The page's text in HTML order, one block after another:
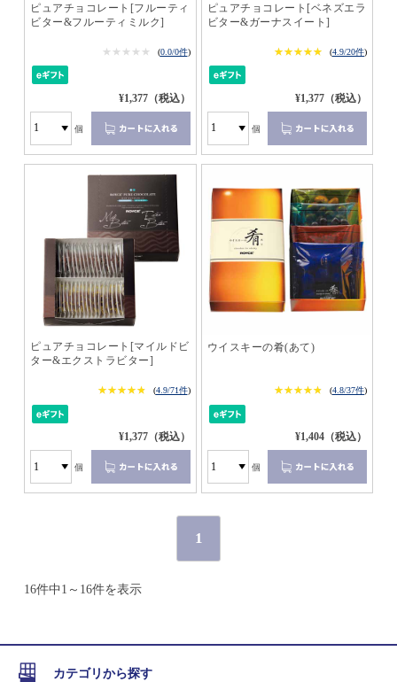
ピュアチョコレート[フルーティ
ビター&フルーティミルク]
★★★★★
★★★★★ (0.0/0件)
¥1,377（税込）
個
ピュアチョコレート[ベネズエラ
ビター&ガーナスイート]
★★★★★
★★★★★ (4.9/20件)
¥1,377（税込）
個
ピュアチョコレート[マイルドビ
ター&エクストラビター]
★★★★★
★★★★★ (4.9/71件)
¥1,377（税込）
個
ウイスキーの肴(あて)
★★★★★
★★★★★ (4.8/37件)
¥1,404（税込）
個
1
16件中1～16件を表示
カテゴリから探す